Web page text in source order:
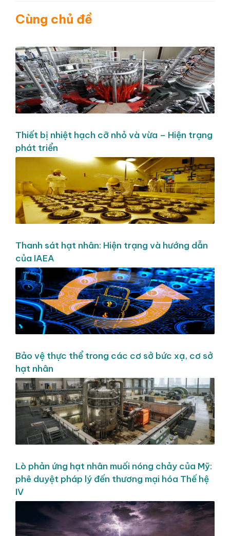
Cùng chủ đề
Thiết bị nhiệt hạch cỡ nhỏ và vừa – Hiện trạng
phát triển
Thanh sát hạt nhân: Hiện trạng và hướng dẫn
của IAEA
Bảo vệ thực thể trong các cơ sở bức xạ, cơ sở
hạt nhân
Lò phản ứng hạt nhân muối nóng chảy của Mỹ:
phê duyệt pháp lý đến thương mại hóa Thế hệ
IV